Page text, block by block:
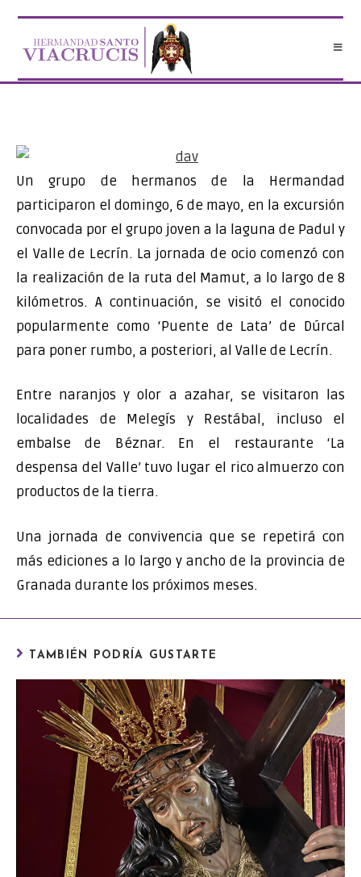
contenido
Un grupo de hermanos de la Hermandad
participaron el domingo, 6 de mayo, en la excursión
convocada por el grupo joven a la laguna de Padul y
el Valle de Lecrín. La jornada de ocio comenzó con
la realización de la ruta del Mamut, a lo largo de 8
kilómetros. A continuación, se visitó el conocido
popularmente como ‘Puente de Lata’ de Dúrcal
para poner rumbo, a posteriori, al Valle de Lecrín.
Entre naranjos y olor a azahar, se visitaron las
localidades de Melegís y Restábal, incluso el
embalse de Béznar. En el restaurante ‘La
despensa del Valle’ tuvo lugar el rico almuerzo con
productos de la tierra.
Una jornada de convivencia que se repetirá con
más ediciones a lo largo y ancho de la provincia de
Granada durante los próximos meses.
TAMBIÉN PODRÍA GUSTARTE